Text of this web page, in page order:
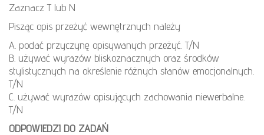
Zaznacz T lub N
Pisząc opis przeżyć wewnętrznych należy
A. podać przyczynę opisywanych przeżyć. T/N
B. używać wyrazów bliskoznacznych oraz środków
stylistycznych na określenie różnych stanów emocjonalnych.
T/N
C. używać wyrazów opisujących zachowania niewerbalne.
T/N
ODPOWIEDZI DO ZADAŃ